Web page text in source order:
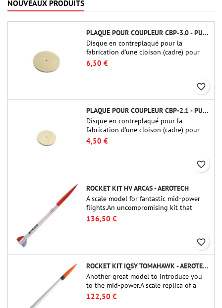
NOUVEAUX PRODUITS
PLAQUE POUR COUPLEUR CBP-3.0 - PUBLIC MISSILES LTD.
Disque en contreplaqué pour la
fabrication d'une cloison (cadre) pour
raccords tubulaires de 75 mm de Public
Missiles Ltd. (PT-3.0/QT-3.0)
6,50 €
favorite_border
PLAQUE POUR COUPLEUR CBP-2.1 - PUBLIC MISSILES LTD.
Disque en contreplaqué pour la
fabrication d'une cloison (cadre) pour
raccords tubulaires de 54 mm de Public
Missiles Ltd. (PT-2.1 ou QT-2.1)
4,50 €
favorite_border
ROCKET KIT HV ARCAS - AEROTECH
A scale model for fantastic mid-power
flights.An uncompromising kit that
allows you to build a replica of one of
the most famous sounding-rocket ever.
136,50 €
favorite_border
ROCKET KIT IQSY TOMAHAWK - AEROTECH
Another great model to introduce you
to the mid-power.A scale replica of a
famous sounding rocket, small in size
and peefect to move to higher-level kits.
122,50 €